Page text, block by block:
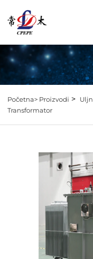
Početna> Proizvodi >
Transformator